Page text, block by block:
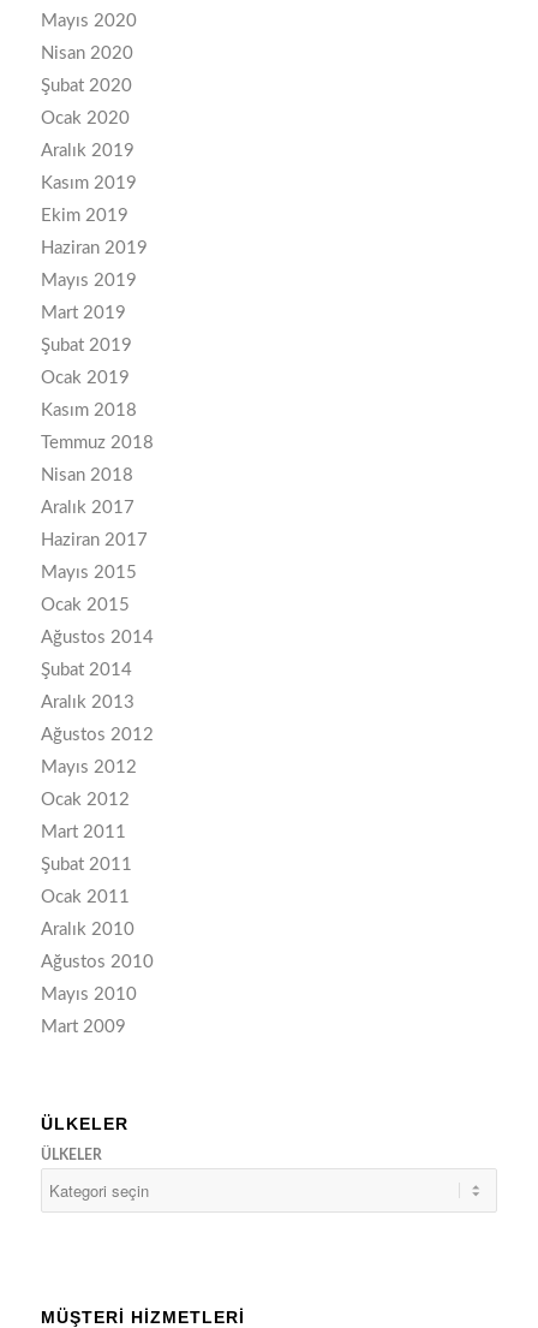
Mayıs 2020
Nisan 2020
Şubat 2020
Ocak 2020
Aralık 2019
Kasım 2019
Ekim 2019
Haziran 2019
Mayıs 2019
Mart 2019
Şubat 2019
Ocak 2019
Kasım 2018
Temmuz 2018
Nisan 2018
Aralık 2017
Haziran 2017
Mayıs 2015
Ocak 2015
Ağustos 2014
Şubat 2014
Aralık 2013
Ağustos 2012
Mayıs 2012
Ocak 2012
Mart 2011
Şubat 2011
Ocak 2011
Aralık 2010
Ağustos 2010
Mayıs 2010
Mart 2009
ÜLKELER
ÜLKELER
MÜŞTERİ HİZMETLERİ